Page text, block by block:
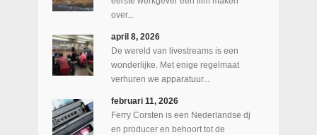
over...
april 8, 2026
De wereld van livestreams is een
wonderlijke. Met enige regelmaat
verhuren we apparatuur...
februari 11, 2026
Ferry Corsten is een Nederlandse dj
en producer en behoort tot de